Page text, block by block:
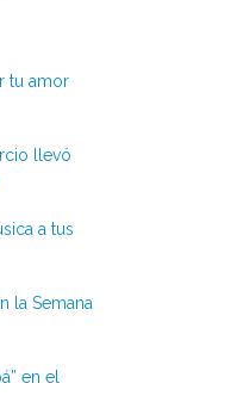
tu amor
llevó
a tus
la Semana
en el